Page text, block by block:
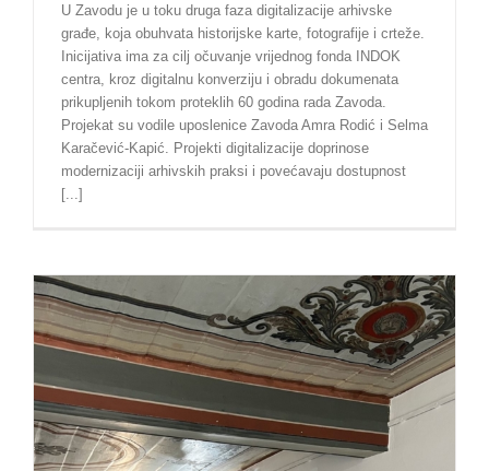
U Zavodu je u toku druga faza digitalizacije arhivske
građe, koja obuhvata historijske karte, fotografije i crteže.
Inicijativa ima za cilj očuvanje vrijednog fonda INDOK
centra, kroz digitalnu konverziju i obradu dokumenata
prikupljenih tokom proteklih 60 godina rada Zavoda.
Projekat su vodile uposlenice Zavoda Amra Rodić i Selma
Karačević-Kapić. Projekti digitalizacije doprinose
modernizaciji arhivskih praksi i povećavaju dostupnost
[...]